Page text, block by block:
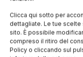
Clicca qui sotto per
dettagliate. Le tue
sito. È possibile
compreso il ritiro del
Policy o cliccando sul
Napoli: Spritz
fritta e cuoppo
Palermo: Birra